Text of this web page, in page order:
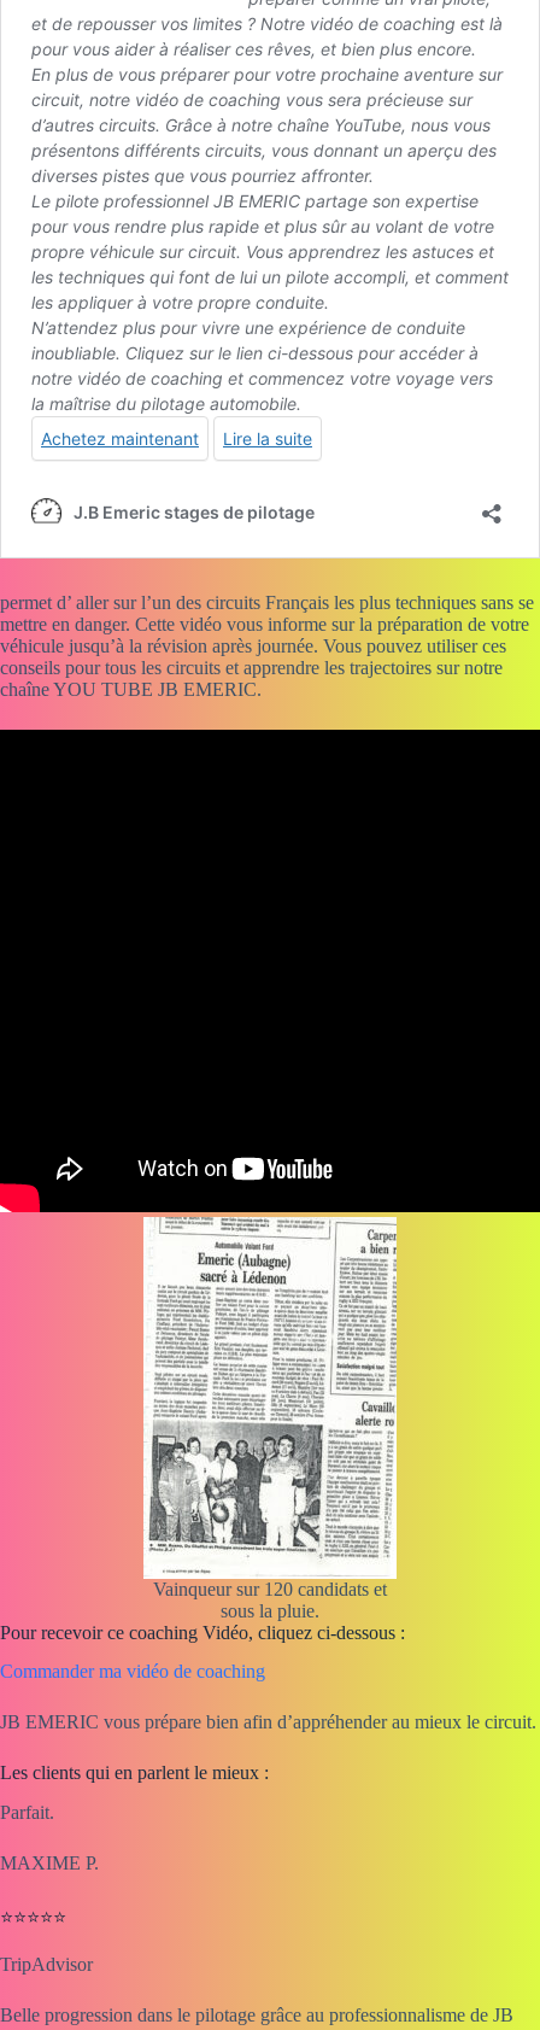
permet d’ aller sur l’un des circuits Français les plus techniques sans se
mettre en danger. Cette vidéo vous informe sur la préparation de votre
véhicule jusqu’à la révision après journée. Vous pouvez utiliser ces
conseils pour tous les circuits et apprendre les trajectoires sur notre
chaîne YOU TUBE JB EMERIC.
Vainqueur sur 120 candidats et
sous la pluie.
Pour recevoir ce coaching Vidéo, cliquez ci-dessous :
Commander ma vidéo de coaching
JB EMERIC vous prépare bien afin d’appréhender au mieux le circuit.
Les clients qui en parlent le mieux :
Parfait.
MAXIME P.
⭐⭐⭐⭐⭐
TripAdvisor
Belle progression dans le pilotage grâce au professionnalisme de JB